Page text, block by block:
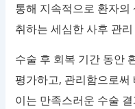
통해 지속적으로 환자
취하는 세심한 사후 관
수술 후 회복 기간 동안
평가하고, 관리함으로
이는 만족스러운 수술